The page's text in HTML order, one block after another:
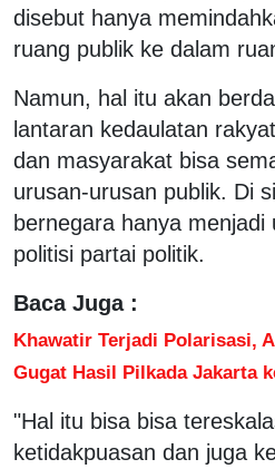
disebut hanya
ruang publik ke dalam
Namun, hal itu akan
lantaran kedaulatan
dan masyarakat bisa
urusan-urusan publik. Di
bernegara hanya
politisi partai politik.
Baca Juga :
Khawatir Terjadi Polarisasi,
Gugat Hasil Pilkada Jakarta
"Hal itu bisa bisa
ketidakpuasan dan juga